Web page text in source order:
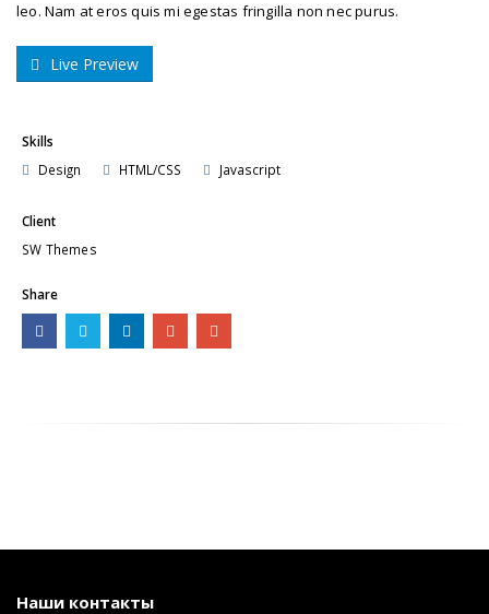
leo. Nam at eros quis mi egestas fringilla non nec purus.
Live Preview
Skills
Design
HTML/CSS Javascript
Client
SW Themes
Share
Наши контакты